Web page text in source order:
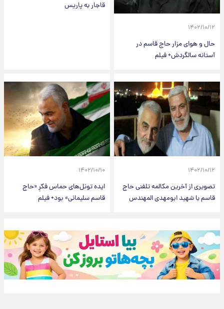
۱۴۰۲/۱۰/۱۲
حال و هوای مزار حاج قاسم در
آستانه سالگردش+ فیلم
قاجار به پاریس
۱۴۰۲/۱۰/۱۲
تصویری از آخرین مکالمه تلفنی ‎حاج
قاسم با شهید ابومهدی المهندس
۱۴۰۲/۱۰/۱۰
ایده تونل‌های حماس فکرِ «حاج
قاسم سلیمانی» بود+ فیلم